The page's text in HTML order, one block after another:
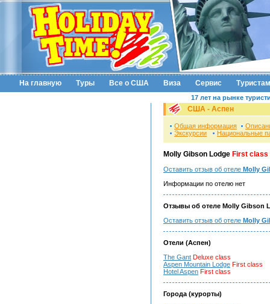
На главную Туры Все о США Виза Сервис Туристам
17 лет на рынке
США - Аспен
Общая информация
Экскурсии
Национальные
Molly Gibson Lodge First class
Оставить отзыв об отеле Molly
Информации по отелю нет
Отзывы об отеле Molly Gibson
Оставить отзыв об отеле Molly
Отели (Аспен)
The Gant Deluxe class
Aspen Mountain Lodge First class
Hotel Aspen First class
Города (курорты)